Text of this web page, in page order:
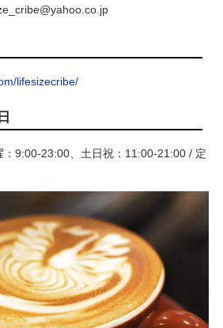
lifesizecribe/
9:00-23:00、土日祝：11:00-21:00 / 定